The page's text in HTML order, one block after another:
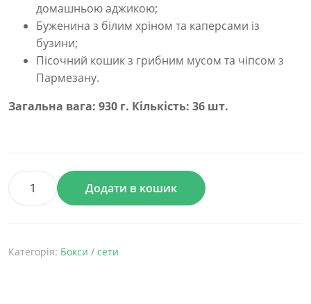
домашньою аджикою;
Буженина з білим хріном та каперсами із
бузини;
Пісочний кошик з грибним мусом та чіпсом з
Пармезану.
Загальна вага: 930 г. Кількість: 36 шт.
Бокс
Додати в кошик
Категорія: Бокси / сети